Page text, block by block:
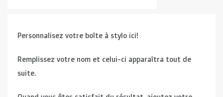
Personnalisez votre boîte à stylo ici!
Remplissez votre nom et celui-ci apparaîtra tout de
suite.